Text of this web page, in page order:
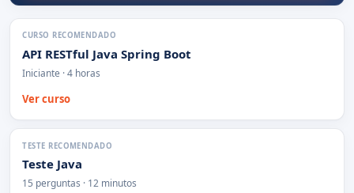
CURSO RECOMENDADO
API RESTful Java Spring Boot
Iniciante · 4 horas
Ver curso
TESTE RECOMENDADO
Teste Java
15 perguntas · 12 minutos